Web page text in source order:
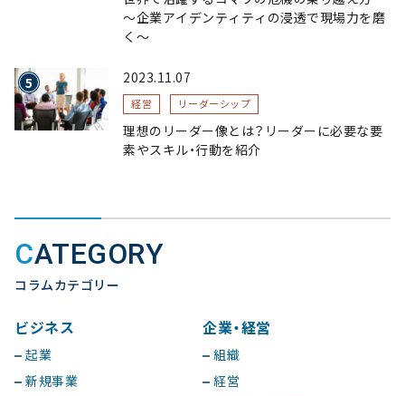
〜企業アイデンティティの浸透で現場力を磨
く〜
2023.11.07
経営 リーダーシップ
理想のリーダー像とは？リーダーに必要な要
素やスキル・行動を紹介
CATEGORY
コラムカテゴリー
ビジネス
起業
新規事業
企業・経営
組織
経営